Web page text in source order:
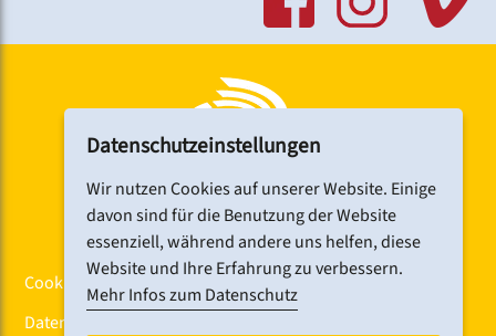
Im Hause gibt es Aufzüge und behindertengerechte
Link:
www.cph-nuernberg.de
Cookiebanner
Datenschutz
Datenschutzeinstellungen
Wir nutzen Cookies auf unserer Website. Einige
davon sind für die Benutzung der Website
essenziell, während andere uns helfen, diese
Website und Ihre Erfahrung zu verbessern.
Mehr Infos zum Datenschutz